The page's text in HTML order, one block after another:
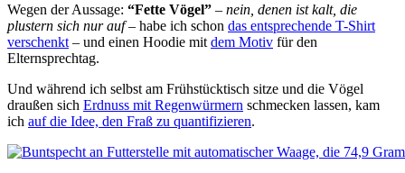
Wegen der Aussage: “Fette Vögel” – nein, denen ist kalt, die
plustern sich nur auf– habe ich schon das entsprechende T-Shirt
verschenkt – und einen Hoodie mit dem Motiv für den
Elternsprechtag.
Und während ich selbst am Frühstücktisch sitze und die Vögel
draußen sich Erdnuss mit Regenwürmern schmecken lassen, kam
ich auf die Idee, den Fraß zu quantifizieren.